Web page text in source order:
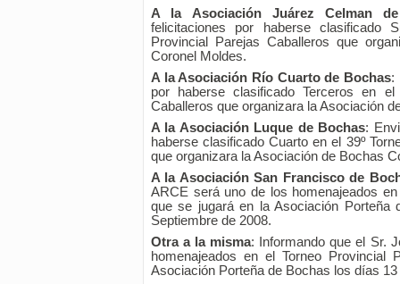
A la Asociación Juárez Celman
felicitaciones por haberse clasificado
Provincial Parejas Caballeros que
Coronel Moldes.
A la Asociación Río Cuarto de Bochas:
por haberse clasificado Terceros en el
Caballeros que organizara la Asociación
A la Asociación Luque de Bochas:
haberse clasificado Cuarto en el 39º
que organizara la Asociación de Bochas
A la Asociación San Francisco de
ARCE será uno de los homenajeados
que se jugará en la Asociación
Septiembre de 2008.
Otra a la misma: Informando que el Sr.
homenajeados en el Torneo Provincial
Asociación Porteña de Bochas los días